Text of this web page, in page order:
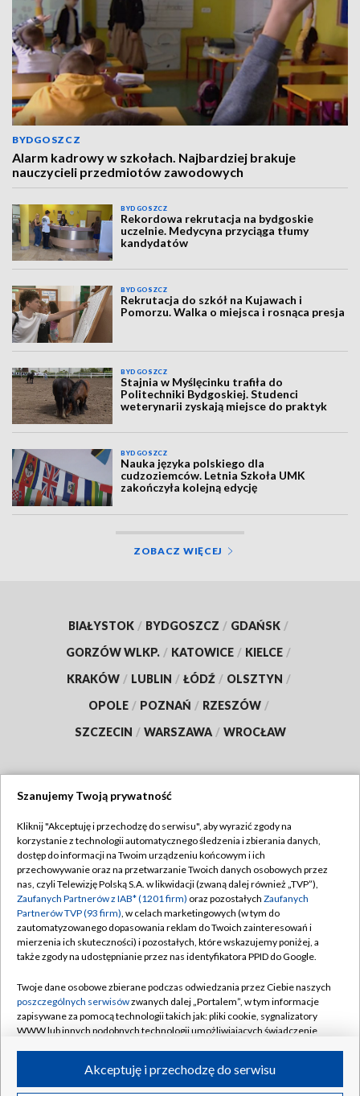
BYDGOSZCZ
Alarm kadrowy w szkołach. Najbardziej brakuje
nauczycieli przedmiotów zawodowych
BYDGOSZCZ
Rekordowa rekrutacja na bydgoskie
uczelnie. Medycyna przyciąga tłumy
kandydatów
BYDGOSZCZ
Rekrutacja do szkół na Kujawach i
Pomorzu. Walka o miejsca i rosnąca presja
BYDGOSZCZ
Stajnia w Myślęcinku trafiła do
Politechniki Bydgoskiej. Studenci
weterynarii zyskają miejsce do praktyk
BYDGOSZCZ
Nauka języka polskiego dla
cudzoziemców. Letnia Szkoła UMK
zakończyła kolejną edycję
ZOBACZ WIĘCEJ
BIAŁYSTOK / BYDGOSZCZ / GDAŃSK /
GORZÓW WLKP. / KATOWICE / KIELCE /
KRAKÓW / LUBLIN / ŁÓDŹ / OLSZTYN /
OPOLE / POZNAŃ / RZESZÓW /
SZCZECIN / WARSZAWA / WROCŁAW
TVP
Abonament TVP
Emisja w TVP
Centrum informacji TVP
Naziemna Telewizja Cyfrowa
Rada Programowa
System NOS
Informacje o nadawcy
Program dla prasy
Regulamin TVP
Polityka prywatności
Moje zgody
Pomoc
Kontakt
Kanały
©2026 Telewizja Polska S.A. w likwidacji
Szanujemy Twoją prywatność
Kliknij "Akceptuję i przechodzę do serwisu", aby wyrazić zgody na
korzystanie z technologii automatycznego śledzenia i zbierania danych,
dostęp do informacji na Twoim urządzeniu końcowym i ich
przechowywanie oraz na przetwarzanie Twoich danych osobowych przez
nas, czyli Telewizję Polską S.A. w likwidacji (zwaną dalej również „TVP”),
Zaufanych Partnerów z IAB* (1201 firm) oraz pozostałych Zaufanych
Partnerów TVP (93 firm), w celach marketingowych (w tym do
zautomatyzowanego dopasowania reklam do Twoich zainteresowań i
mierzenia ich skuteczności) i pozostałych, które wskazujemy poniżej, a
także zgody na udostępnianie przez nas identyfikatora PPID do Google.
Twoje dane osobowe zbierane podczas odwiedzania przez Ciebie naszych
poszczególnych serwisówzwanych dalej „Portalem”, w tym informacje
zapisywane za pomocą technologii takich jak: pliki cookie, sygnalizatory
WWW lub innych podobnych technologii umożliwiających świadczenie
ruchu w Internecie.Akceptuję i przechodzę do serwisu